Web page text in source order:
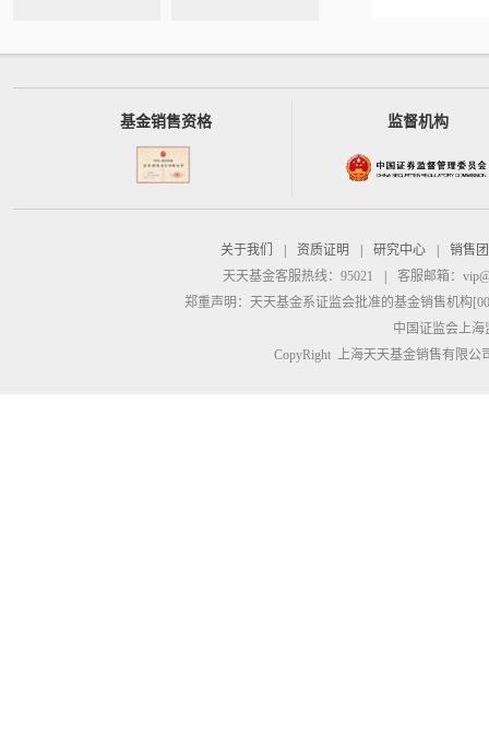
基金销售资格 监督机构
关于我们 资质证明 研究中心
销售
天天基金客服热线：95021
客服邮箱：
郑重声明： 天天基金系证监会批准的基金销售机构
中国证监会上
CopyRight 上海天天基金销售有限